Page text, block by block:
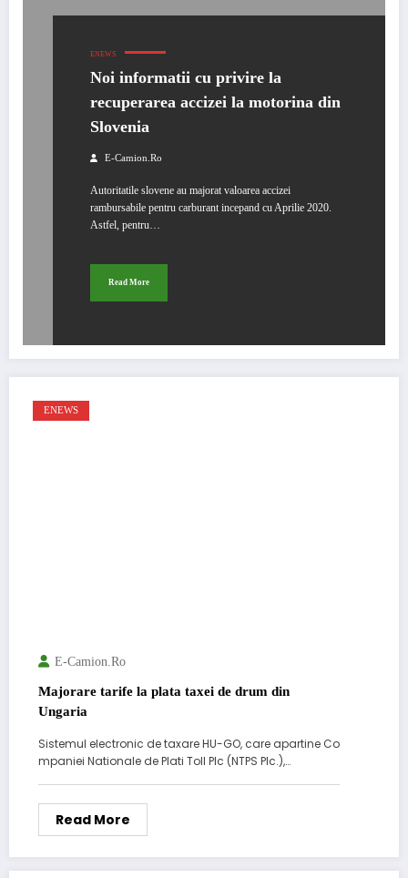
ENEWS
Noi informatii cu privire la
recuperarea accizei la motorina din
Slovenia
E-Camion.ro
Autoritatile slovene au majorat valoarea accizei
rambursabile pentru carburant incepand cu Aprilie 2020.
Astfel, pentru…
Read More
ENEWS
E-Camion.ro
Majorare tarife la plata taxei de drum din
Ungaria
Sistemul electronic de taxare HU-GO, care apartine Co
mpaniei Nationale de Plati Toll Plc (NTPS Plc.),…
Read More